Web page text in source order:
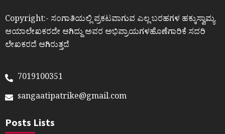
Copyright:- ಸಂಗಾತಿಯಲ್ಲಿ ಪ್ರಕಟವಾಗುವ ಎಲ್ಲ ಬರಹಗಳ ಹಕ್ಕುಸ್ವಾಮ್ಯ
ಆಯಾಲೇಖಕರದೇ ಆಗಿದ್ದು ಅವರ ಅಭಿಪ್ರಾಯಗಳಹೊಣೆಗಾರಿಕೆ ಸದರಿ
ಲೇಖಕರದೆ ಆಗಿರುತ್ತದೆ
7019100351
sangaatipatrike@gmail.com
Posts Lists